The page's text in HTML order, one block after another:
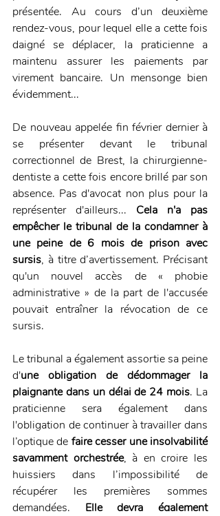
présentée. Au cours d’un deuxième
rendez-vous, pour lequel elle a cette fois
daigné se déplacer, la praticienne a
maintenu assurer les paiements par
virement bancaire. Un mensonge bien
évidemment...
De nouveau appelée fin février dernier à
se présenter devant le tribunal
correctionnel de Brest, la chirurgienne-
dentiste a cette fois encore brillé par son
absence. Pas d'avocat non plus pour la
représenter d'ailleurs... Cela n'a pas
empêcher le tribunal de la condamner à
une peine de 6 mois de prison avec
sursis, à titre d’avertissement. Précisant
qu'un nouvel accès de « phobie
administrative » de la part de l'accusée
pouvait entraîner la révocation de ce
sursis.
Le tribunal a également assortie sa peine
d'une obligation de dédommager la
plaignante dans un délai de 24 mois. La
praticienne sera également dans
l'obligation de continuer à travailler dans
l’optique de faire cesser une insolvabilité
savamment orchestrée, à en croire les
huissiers dans l’impossibilité de
récupérer les premières sommes
demandées. Elle devra également